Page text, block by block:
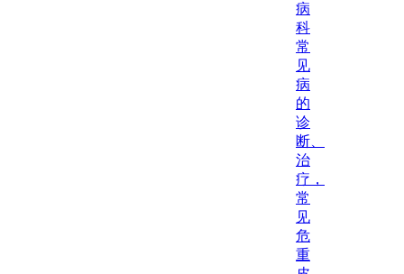
病
科
常
见
病
的
诊
断、
治
疗，
常
见
危
重